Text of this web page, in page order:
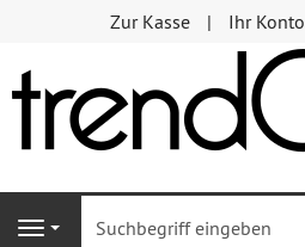
Zur Kasse Ihr Konto
Navigation